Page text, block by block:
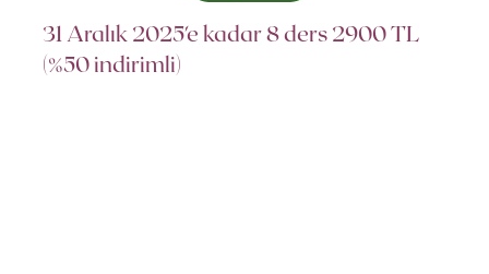
31 Aralık 2025'e kadar 8 ders 2900 TL
(%50 indirimli)